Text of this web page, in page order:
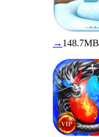
→ 148.7MB